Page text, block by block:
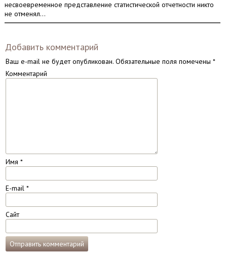
несвоевременное представление статистической отчетности никто
не отменял…
Добавить комментарий
Ваш e-mail не будет опубликован.Обязательные поля помечены *
Комментарий
Имя *
E-mail *
Сайт